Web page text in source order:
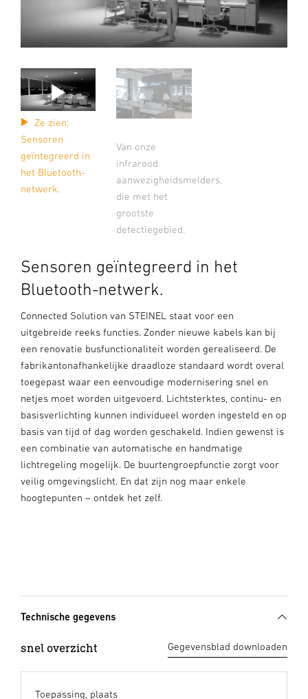
Ze zien:
Sensoren
geïntegreerd in
het Bluetooth-
netwerk.
Van onze
infrarood
aanwezigheidsmelders,
die met het
grootste
detectiegebied.
Sensoren geïntegreerd in het
Bluetooth-netwerk.
Connected Solution van STEINEL staat voor een
uitgebreide reeks functies. Zonder nieuwe kabels kan bij
een renovatie busfunctionaliteit worden gerealiseerd. De
fabrikantonafhankelijke draadloze standaard wordt overal
toegepast waar een eenvoudige modernisering snel en
netjes moet worden uitgevoerd. Lichtsterktes, continu- en
basisverlichting kunnen individueel worden ingesteld en op
basis van tijd of dag worden geschakeld. Indien gewenst is
een combinatie van automatische en handmatige
lichtregeling mogelijk. De buurtengroepfunctie zorgt voor
veilig omgevingslicht. En dat zijn nog maar enkele
hoogtepunten – ontdek het zelf.
Technische gegevens
snel overzicht Gegevensblad downloaden
Toepassing, plaats